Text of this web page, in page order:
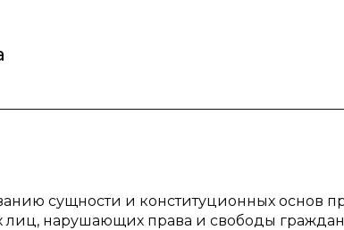
сущности и конституционных основ
нарушающих права и свободы